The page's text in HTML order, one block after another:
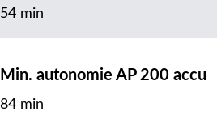
54 min
Min. autonomie AP 200 accu
84 min